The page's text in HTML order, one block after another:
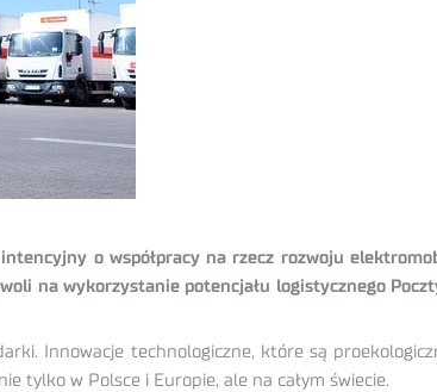
o współpracy na rzecz rozwoju
na wykorzystanie potencjału logistycznego
Innowacje technologiczne, które są
tylko w Polsce i Europie, ale na całym świecie.